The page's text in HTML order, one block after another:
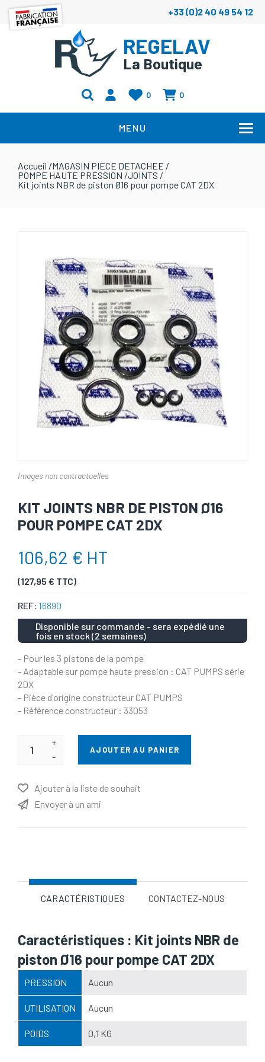
+33 (0)2 40 49 54 12
REGELAV
La Boutique
0 0
MENU
Accueil /MAGASIN PIECE DETACHEE /
POMPE HAUTE PRESSION /JOINTS /
Kit joints NBR de piston Ø16 pour pompe CAT 2DX
Images non contractuelles
KIT JOINTS NBR DE PISTON Ø16
POUR POMPE CAT 2DX
106,62 € HT
(127,95 € TTC)
REF: 16890
Disponible sur commande - sera expédié une
fois en stock (2 semaines)
- Pour les 3 pistons de la pompe
- Adaptable sur pompe haute pression : CAT PUMPS série
2DX
- Pièce d'origine constructeur CAT PUMPS
- Référence constructeur : 33053
+
-
AJOUTER AU PANIER
Ajouter à la liste de souhait
Envoyer à un ami
CARACTÉRISTIQUES CONTACTEZ-NOUS
Caractéristiques : Kit joints NBR de
piston Ø16 pour pompe CAT 2DX
PRESSION Aucun
UTILISATION Aucun
POIDS 0,1 KG